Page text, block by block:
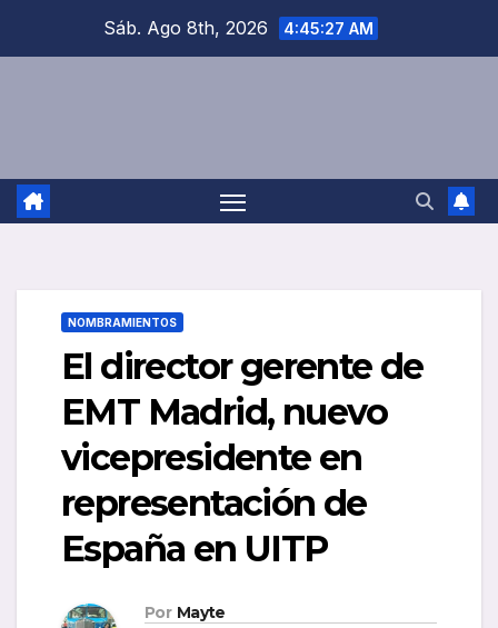
Sáb. Ago 8th, 2026 4:45:27 AM
NOMBRAMIENTOS
El director gerente de
EMT Madrid, nuevo
vicepresidente en
representación de
España en UITP
Por Mayte